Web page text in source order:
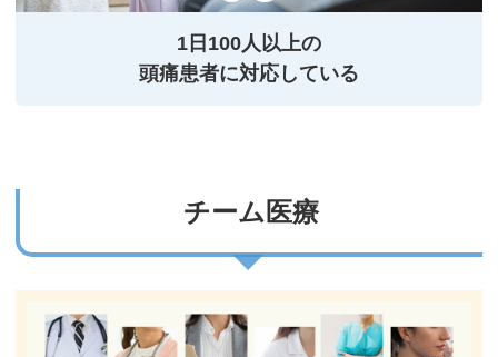
1⽇100⼈以上の
頭痛患者に対応している
チーム医療